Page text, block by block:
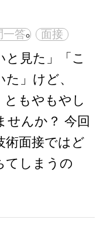
一答
面接
と見た」「こ
」けど、
ともやもやし
せんか？ 今回
術面接ではど
てしまうの